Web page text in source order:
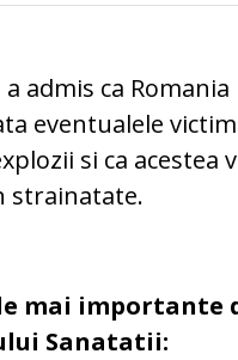
admis ca Romania
eventualele
si ca acestea
strainatate.
mai importante
Sanatatii: